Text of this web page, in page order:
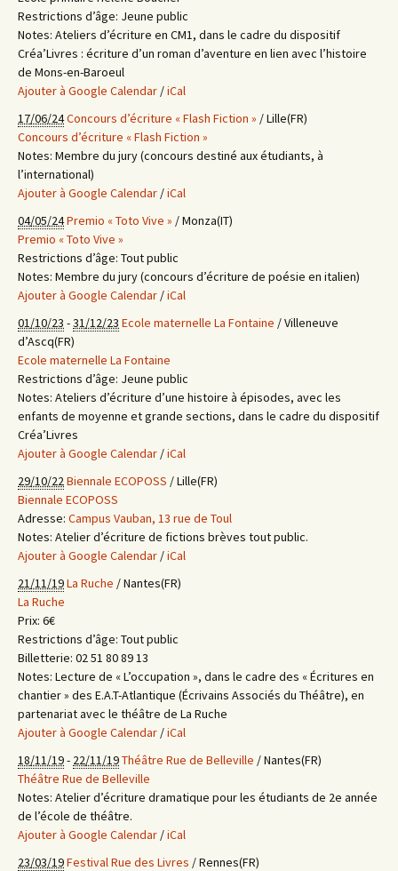
Restrictions d’âge: Jeune public
Notes: Ateliers d’écriture en CM1, dans le cadre du dispositif
Créa’Livres : écriture d’un roman d’aventure en lien avec l’histoire
de Mons-en-Baroeul
Ajouter à Google Calendar /iCal
17/06/24Concours d’écriture « Flash Fiction » / Lille(FR)
Concours d’écriture « Flash Fiction »
Notes: Membre du jury (concours destiné aux étudiants, à
l’international)
Ajouter à Google Calendar /iCal
04/05/24Premio « Toto Vive » / Monza(IT)
Premio « Toto Vive »
Restrictions d’âge: Tout public
Notes: Membre du jury (concours d’écriture de poésie en italien)
Ajouter à Google Calendar /iCal
01/10/23 -31/12/23 Ecole maternelle La Fontaine / Villeneuve
d’Ascq(FR)
Ecole maternelle La Fontaine
Restrictions d’âge: Jeune public
Notes: Ateliers d’écriture d’une histoire à épisodes, avec les
enfants de moyenne et grande sections, dans le cadre du dispositif
Créa’Livres
Ajouter à Google Calendar /iCal
29/10/22Biennale ECOPOSS / Lille(FR)
Biennale ECOPOSS
Adresse: Campus Vauban, 13 rue de Toul
Notes: Atelier d’écriture de fictions brèves tout public.
Ajouter à Google Calendar /iCal
21/11/19La Ruche / Nantes(FR)
La Ruche
Prix: 6€
Restrictions d’âge: Tout public
Billetterie: 02 51 80 89 13
Notes: Lecture de « L’occupation », dans le cadre des « Écritures en
chantier » des E.A.T-Atlantique (Écrivains Associés du Théâtre), en
partenariat avec le théâtre de La Ruche
Ajouter à Google Calendar /iCal
18/11/19- 22/11/19Théâtre Rue de Belleville / Nantes(FR)
Théâtre Rue de Belleville
Notes: Atelier d’écriture dramatique pour les étudiants de 2e année
de l’école de théâtre.
Ajouter à Google Calendar /iCal
23/03/19Festival Rue des Livres / Rennes(FR)